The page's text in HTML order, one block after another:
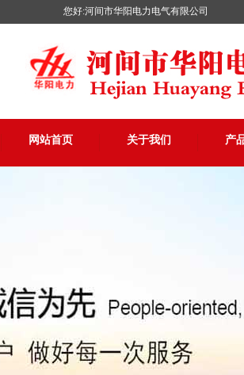
您好:河间市华阳电力电气有限公司
网站首页 关于我们 产